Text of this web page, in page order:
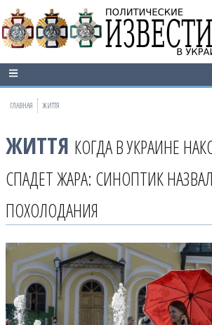
ГЛАВНАЯ ЖИТТЯ
ЖИТТЯ КОГДА В УКРАИНЕ
СПАДЕТ ЖАРА: СИНОПТИК
ПОХОЛОДАНИЯ